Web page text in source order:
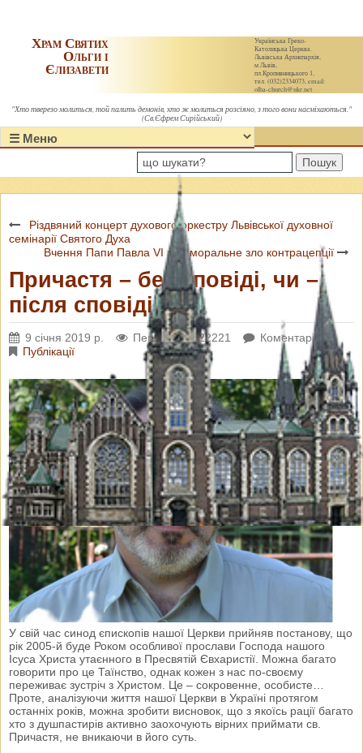
Українська Греко-
Католицька Церква.
Львівська Архиєпархія,
м.Львів,
пл.Кропивницького 1,
тел. (032)2334073, email:
olha-church@ukr.net
Храм Святих
Ольги і
Єлизавети
"Хто тверезо молиться, той палить демонів, хто ж молиться розсіяно, з того вони насміхаються."
(Св.Єфрем Сирійський)
Пошук
Різдвяний концерт духового оркестру Львівської духовної
семінарії Святого Духа
Вчення Папи Павла VI про моральне зло контрацепції
Причастя – без сповіді, чи –
після сповіді
9 січня 2019 р. Переглядів: 22221
Коментарі: 0
Публікації
У свій час синод єпископів нашої Церкви прийняв постанову, що
рік 2005-й буде Роком особливої прослави Господа нашого
Ісуса Христа утаєнного в Пресвятій Євхаристії. Можна багато
говорити про це Таїнство, однак кожен з нас по-своєму
переживає зустріч з Христом. Це – сокровенне, особисте…
Проте, аналізуючи життя нашої Церкви в Україні протягом
останніх років, можна зробити висновок, що з якоїсь рації багато
хто з душпастирів активно заохочують вірних приймати св.
Причастя, не вникаючи в його суть.